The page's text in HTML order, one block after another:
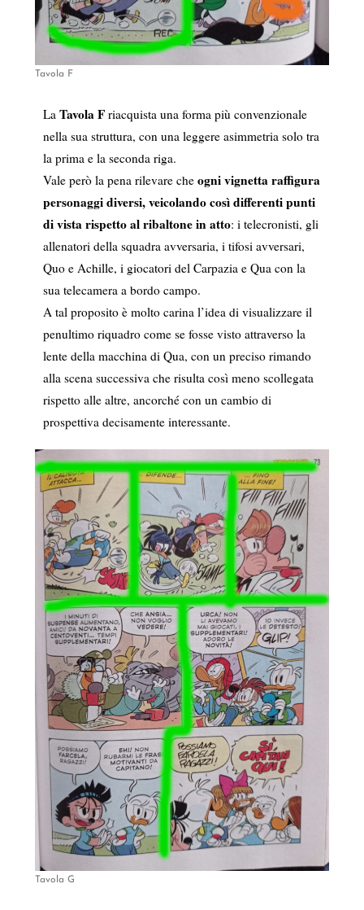
Tavola F
La Tavola Friacquista una forma più convenzionale
nella sua struttura, con una leggere asimmetria solo tra
la prima e la seconda riga.
Vale però la pena rilevare che ogni vignetta raffigura
personaggi diversi, veicolando così differenti punti
di vista rispetto al ribaltone in atto: i telecronisti, gli
allenatori della squadra avversaria, i tifosi avversari,
Quo e Achille, i giocatori del Carpazia e Qua con la
sua telecamera a bordo campo.
A tal proposito è molto carina l’idea di visualizzare il
penultimo riquadro come se fosse visto attraverso la
lente della macchina di Qua, con un preciso rimando
alla scena successiva che risulta così meno scollegata
rispetto alle altre, ancorché con un cambio di
prospettiva decisamente interessante.
Tavola G